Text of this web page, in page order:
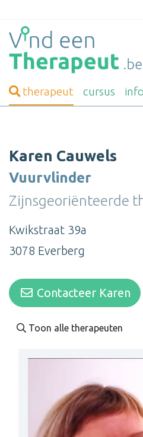
therapeut cursus info
Karen Cauwels
Vuurvlinder
Zijnsgeoriënteerde
Kwikstraat 39a
3078 Everberg
Contacteer Karen
Toon alle therapeuten